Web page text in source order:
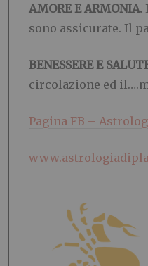
AMORE E ARMONIA.
sono assicurate. Il
BENESSERE E
circolazione ed
Pagina FB –